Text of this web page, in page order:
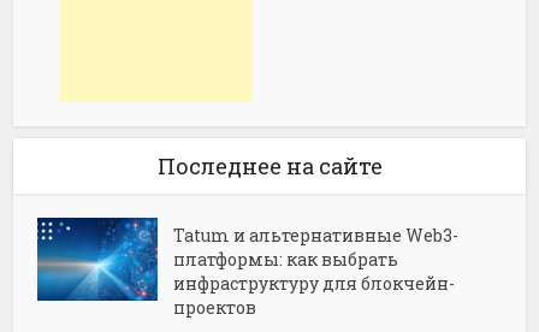
Последнее на сайте
Tatum и альтернативные Web3-
платформы: как выбрать
инфраструктуру для блокчейн-
проектов